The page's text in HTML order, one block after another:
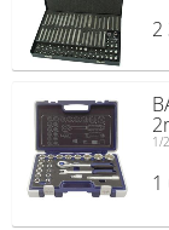
2
1/
1